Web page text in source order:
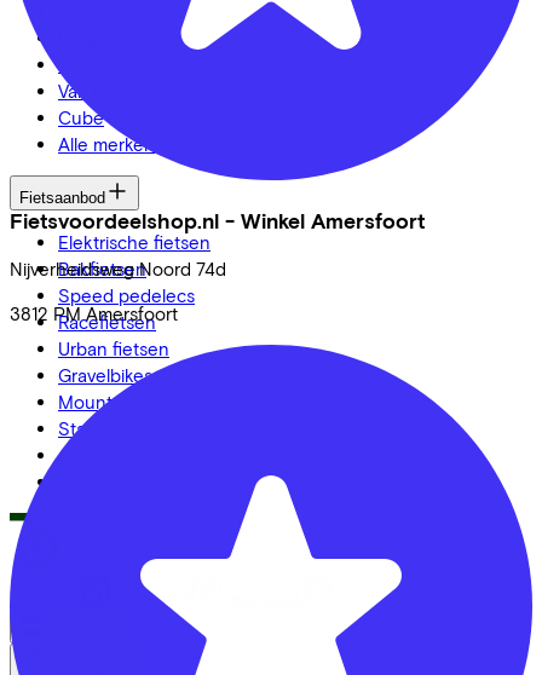
Fietsvoordeelshop.nl - Winkel Amersfoort
Nijverheidsweg Noord 74d
3812 PM Amersfoort
Van Raam
Cube
Alle merken
Fietsaanbod
Elektrische fietsen
Bakfietsen
Speed pedelecs
Racefietsen
Urban fietsen
Gravelbikes
Mountainbikes
Stadsfietsen
Aangepaste fietsen
LinkedIn Instagram